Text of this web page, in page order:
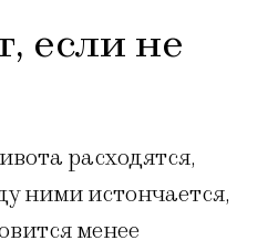
если не
расходятся,
ними истончается,
менее